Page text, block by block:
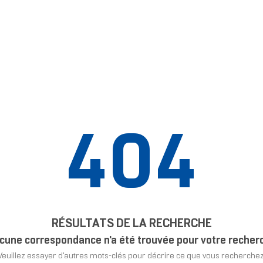
404
RÉSULTATS DE LA RECHERCHE
correspondance n'a été trouvée pour votre
essayer d'autres mots-clés pour décrire ce que vous